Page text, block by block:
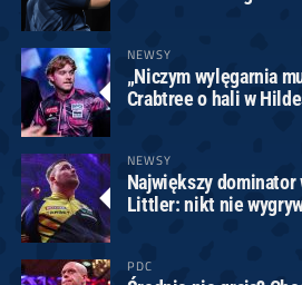
NEWSY
„Niczym wylęgarnia
Crabtree o hali w
NEWSY
Największy
Littler: nikt nie
PDC